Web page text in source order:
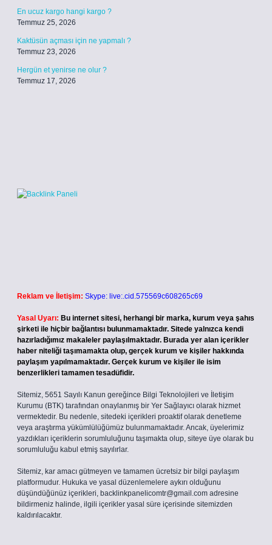
En ucuz kargo hangi kargo ?
Temmuz 25, 2026
Kaktüsün açması için ne yapmalı ?
Temmuz 23, 2026
Hergün et yenirse ne olur ?
Temmuz 17, 2026
Reklam ve İletişim: Skype: live:.cid.575569c608265c69
Yasal Uyarı: Bu internet sitesi, herhangi bir marka, kurum veya şahıs
şirketi ile hiçbir bağlantısı bulunmamaktadır. Sitede yalnızca kendi
hazırladığımız makaleler paylaşılmaktadır. Burada yer alan içerikler
haber niteliği taşımamakta olup, gerçek kurum ve kişiler hakkında
paylaşım yapılmamaktadır. Gerçek kurum ve kişiler ile isim
benzerlikleri tamamen tesadüfidir.
Sitemiz, 5651 Sayılı Kanun gereğince Bilgi Teknolojileri ve İletişim
Kurumu (BTK) tarafından onaylanmış bir Yer Sağlayıcı olarak hizmet
vermektedir. Bu nedenle, sitedeki içerikleri proaktif olarak denetleme
veya araştırma yükümlülüğümüz bulunmamaktadır. Ancak, üyelerimiz
yazdıkları içeriklerin sorumluluğunu taşımakta olup, siteye üye olarak bu
sorumluluğu kabul etmiş sayılırlar.
Sitemiz, kar amacı gütmeyen ve tamamen ücretsiz bir bilgi paylaşım
platformudur. Hukuka ve yasal düzenlemelere aykırı olduğunu
düşündüğünüz içerikleri, backlinkpanelicomtr@gmail.com adresine
bildirmeniz halinde, ilgili içerikler yasal süre içerisinde sitemizden
kaldırılacaktır.